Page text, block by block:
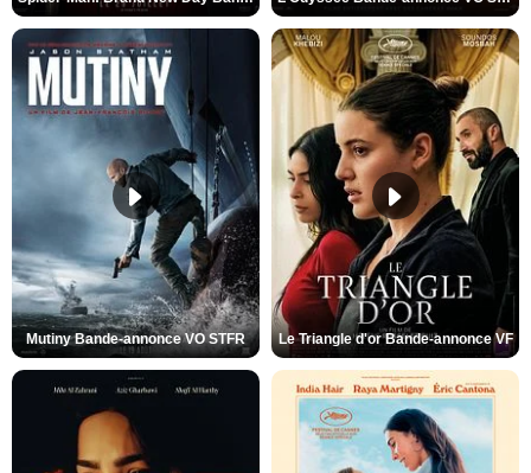
Mutiny Bande-annonce VO STFR Le Triangle d'or Bande-annonce VF